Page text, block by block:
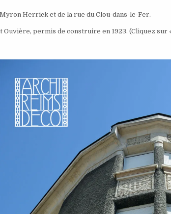
Myron Herrick et de la rue du Clou-dans-le-Fer.
Ouvière, permis de construire en 1923. (Cliquez sur